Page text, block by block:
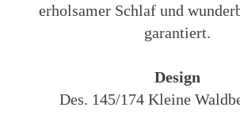
erholsamer Schlaf und
garantiert.
Design
Des. 145/174 Kleine